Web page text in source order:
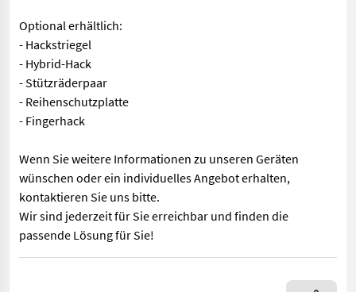
Optional erhältlich:
- Hackstriegel
- Hybrid-Hack
- Stützräderpaar
- Reihenschutzplatte
- Fingerhack
Wenn Sie weitere Informationen zu unseren Geräten
wünschen oder ein individuelles Angebot erhalten,
kontaktieren Sie uns bitte.
Wir sind jederzeit für Sie erreichbar und finden die
passende Lösung für Sie!
SASFORM Font Reihenkultivator Hackelemente – 11 ganz